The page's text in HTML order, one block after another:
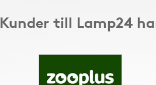
Kunder till Lamp24